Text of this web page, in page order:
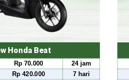
New Honda Scoopy
Harian Rp 80.000
Mingguan Rp 490.000